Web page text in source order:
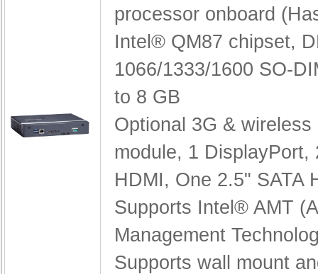
processor onboard
Intel® QM87 chipset,
1066/1333/1600 SO-
to 8 GB
Optional 3G & wireless
module, 1 DisplayPort,
HDMI, One 2.5" SATA
Supports Intel® AMT
Management
Supports wall mount